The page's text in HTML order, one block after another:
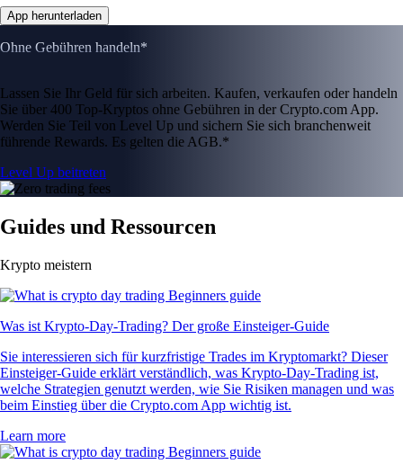
App herunterladen
Ohne Gebühren handeln*
Lassen Sie Ihr Geld für sich arbeiten. Kaufen, verkaufen oder handeln
Sie über 400 Top-Kryptos ohne Gebühren in der Crypto.com App.
Werden Sie Teil von Level Up und sichern Sie sich branchenweit
führende Rewards. Es gelten die AGB.*
Level Up beitreten
Guides und Ressourcen
Krypto meistern
Was ist Krypto-Day-Trading? Der große Einsteiger-Guide
Sie interessieren sich für kurzfristige Trades im Kryptomarkt? Dieser
Einsteiger-Guide erklärt verständlich, was Krypto-Day-Trading ist,
welche Strategien genutzt werden, wie Sie Risiken managen und was
beim Einstieg über die Crypto.com App wichtig ist.
Learn more